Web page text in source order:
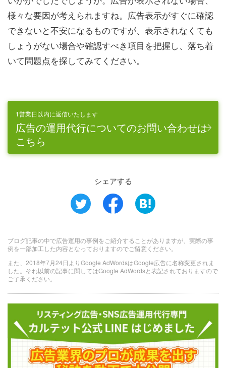
様々な要因が考えられますね。広告表示がすぐに確認
できないと不安になるものですが、表示されなくても
しょうがない場合や確認すべき項目を把握し、落ち着
いて問題点を探してみてください。
1営業日以内に返信いたします
広告の運用代行についてのお問い合わせは
こちら
シェアする
ブログ記事の中で広告運用の事例をご紹介することがありますが、実際の事
例を一部加工した内容となっておりますのでご留意ください。
また、2018年7月24日よりGoogle AdWordsはGoogle広告に名称変更されま
した。それ以前の記事に関してはGoogle AdWordsと表記されておりますので
ご了承ください。